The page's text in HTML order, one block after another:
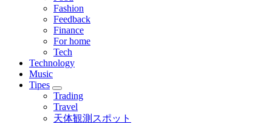
Fashion
Feedback
Finance
For home
Tech
Technology
Music
Tipes
Trading
Travel
天体観測スポット